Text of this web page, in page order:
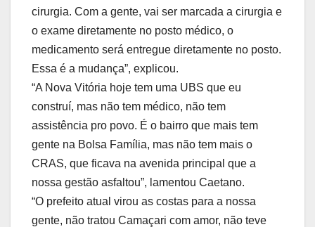
cirurgia. Com a gente, vai ser marcada a cirurgia e
o exame diretamente no posto médico, o
medicamento será entregue diretamente no posto.
Essa é a mudança”, explicou.
“A Nova Vitória hoje tem uma UBS que eu
construí, mas não tem médico, não tem
assistência pro povo. É o bairro que mais tem
gente na Bolsa Família, mas não tem mais o
CRAS, que ficava na avenida principal que a
nossa gestão asfaltou”, lamentou Caetano.
“O prefeito atual virou as costas para a nossa
gente, não tratou Camaçari com amor, não teve